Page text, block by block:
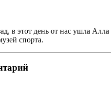
в этот день от нас ушла
спорта.